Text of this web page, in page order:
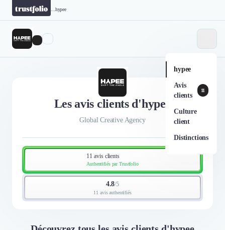
hypee
hypee
Avis
clients
11
Culture
client
Distinctions
Les avis clients d'hypee
Global Creative Agency
11 avis clients
Authentifiés par Trustfolio
4.8/5
11 avis authentifiés